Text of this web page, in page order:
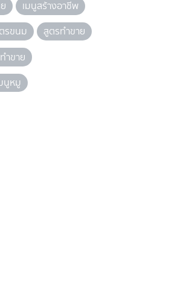
เมนูสร้างอาชีพ
รขนม
สูตรทำขาย
ำขาย
นูหมู